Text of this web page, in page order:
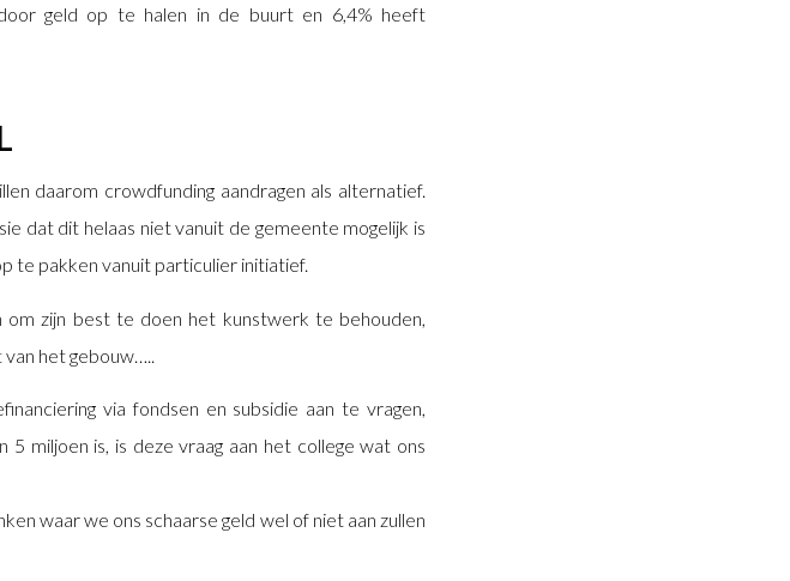
geld op te halen in de buurt en 6,4% heeft
daarom crowdfunding aandragen als alternatief.
dat dit helaas niet vanuit de gemeente mogelijk is
te pakken vanuit particulier initiatief.
zijn best te doen het kunstwerk te behouden,
het gebouw…..
via fondsen en subsidie aan te vragen,
miljoen is, is deze vraag aan het college wat ons
waar we ons schaarse geld wel of niet aan zullen